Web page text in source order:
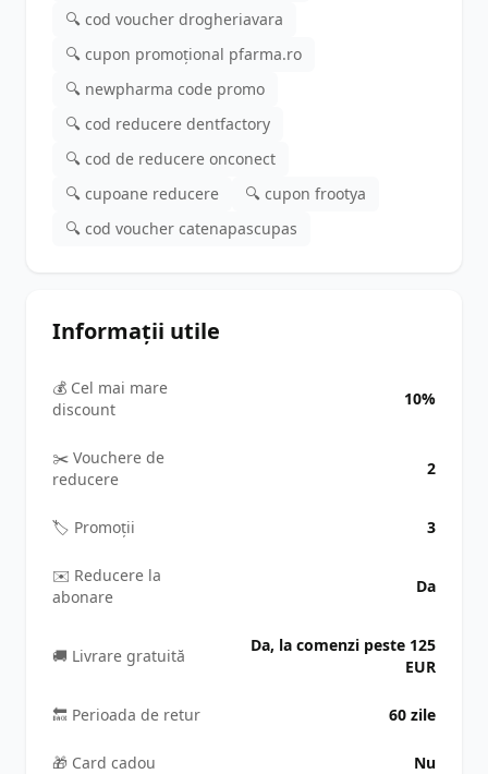
🔍 cod voucher drogheriavara
🔍 cupon promoțional pfarma.ro
🔍 newpharma code promo
🔍 cod reducere dentfactory
🔍 cod de reducere onconect
🔍 cupoane reducere
🔍 cupon frootya
🔍 cod voucher catenapascupas
Informații utile
💰 Cel mai mare
discount
10%
✂️ Vouchere de
reducere
2
🏷️ Promoții 3
✉️ Reducere la
abonare
Da
🚚 Livrare gratuită
Da, la comenzi peste 125
EUR
🔙 Perioada de retur 60 zile
🎁 Card cadou Nu